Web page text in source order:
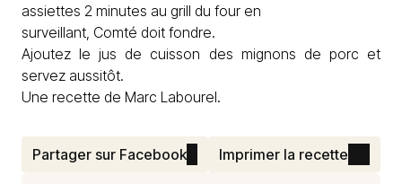
assiettes 2 minutes au grill du four en
surveillant, Comté doit fondre.
Ajoutez le jus de cuisson des mignons de porc et
servez aussitôt.
Une recette de Marc Labourel.
Partager sur Facebook Imprimer la recette